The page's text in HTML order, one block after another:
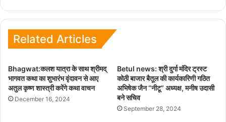
Related Articles
Bhagwat:कलश यात्रा के साथ श्रीमद्
भागवत कथा का शुभारंभ वृंदावन से आए
अतुल कृष्ण शास्त्री करेंगे कथा वाचन
December 16, 2024
Betul news: श्री दुर्गा मंदिर ट्रस्ट
कोठी बाजार बैतूल की कार्यकारिणी गठित
अभिषेक जैन “नीटू” अध्यक्ष, मनीष उदासी
बने सचिव
September 28, 2024